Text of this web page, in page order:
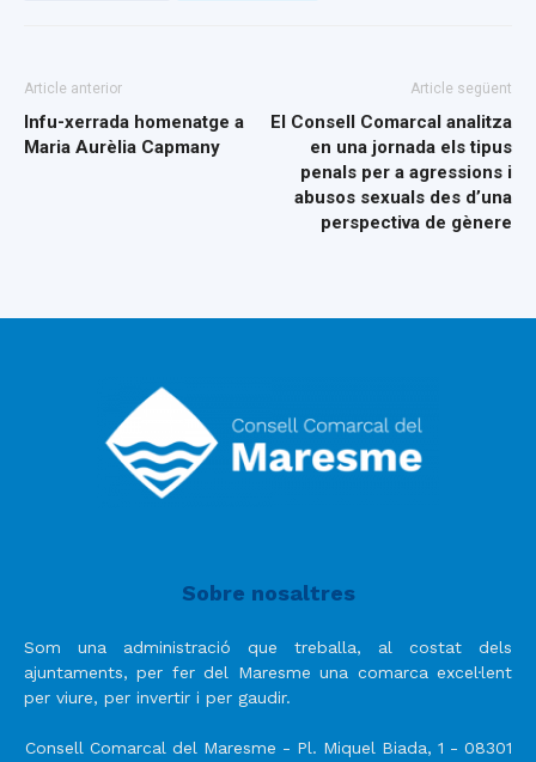
Article anterior
Infu-xerrada homenatge a
Maria Aurèlia Capmany
Article següent
El Consell Comarcal analitza
en una jornada els tipus
penals per a agressions i
abusos sexuals des d’una
perspectiva de gènere
Sobre nosaltres
Som una administració que treballa, al costat dels
ajuntaments, per fer del Maresme una comarca excel·lent
per viure, per invertir i per gaudir.
Consell Comarcal del Maresme - Pl. Miquel Biada, 1 - 08301